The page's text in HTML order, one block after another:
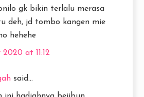
gk bikin terlalu merasa
deh, jd tombo kangen mie
hehehe
at 11:12
said...